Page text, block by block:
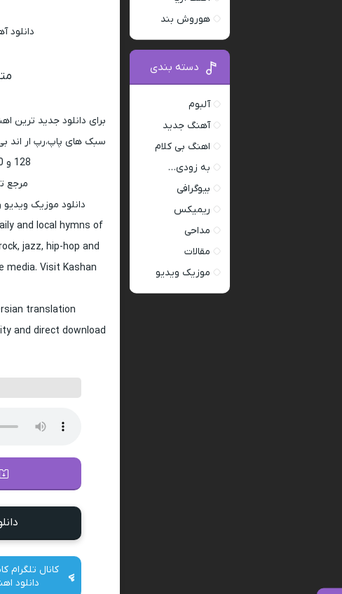
برای دانلود جدید ترین
سبک های پاپ،رپ ار اند
128 و 320 به رسانه ی کاشان موزیک مراجعه کنید
مرجع
دانلود موزیک
and local hymns of
jazz, hip-hop and
media. Visit Kashan
translation
and direct download
کانال تلگرام
دانلود
هوروش بند
دسته بندی
آلبوم
آهنگ جدید
اهنگ بی کلام
به زودی…
بیوگرافی
ریمیکس
مداحی
مقالات
موزیک ویدیو